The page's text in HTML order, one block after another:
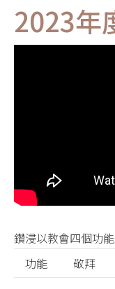
2023年
鑽浸以教會四個功
功能
敬拜